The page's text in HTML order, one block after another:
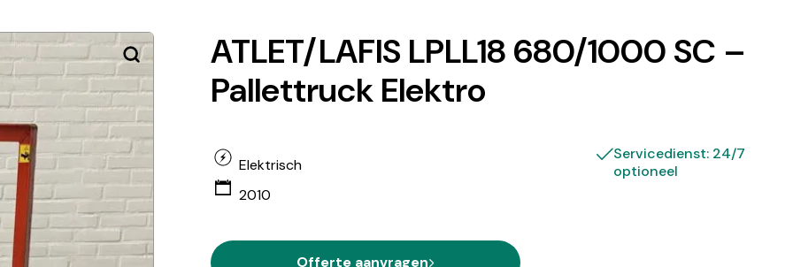
ATLET/LAFIS LPLL18 680/1000 SC –
Pallettruck Elektro
Elektrisch
2010
Offerte aanvragen
Servicedienst: 24/7
optioneel